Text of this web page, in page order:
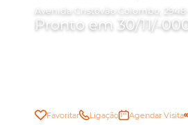
Avenida Cristóvão Colombo,
Pronto em 30/11/-
Favoritar Ligação Agendar Visita